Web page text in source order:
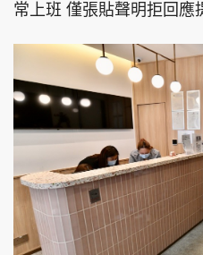
常上班 僅張貼聲明拒回應